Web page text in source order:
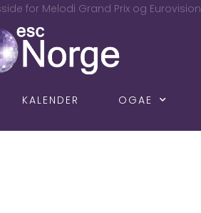
for Melodi Grand Prix og Eurovision
KALENDER OGAE